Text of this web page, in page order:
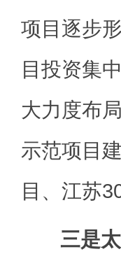
项目逐步
目投资集
大力度布
示范项目
目、江苏
三是